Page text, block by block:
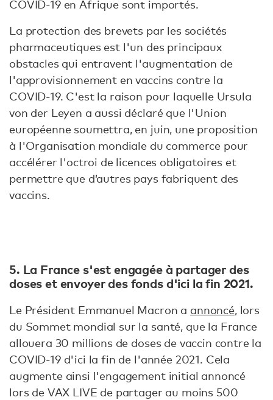
COVID-19 en Afrique sont importés.
La protection des brevets par les sociétés
pharmaceutiques est l'un des principaux
obstacles qui entravent l'augmentation de
l'approvisionnement en vaccins contre la
COVID-19. C'est la raison pour laquelle Ursula
von der Leyen a aussi déclaré que l'Union
européenne soumettra, en juin, une proposition
à l'Organisation mondiale du commerce pour
accélérer l'octroi de licences obligatoires et
permettre que d’autres pays fabriquent des
vaccins.
5. La France s'est engagée à partager des
doses et envoyer des fonds d'ici la fin 2021.
Le Président Emmanuel Macron a annoncé, lors
du Sommet mondial sur la santé, que la France
allouera 30 millions de doses de vaccin contre la
COVID-19 d'ici la fin de l'année 2021. Cela
augmente ainsi l'engagement initial annoncé
lors de VAX LIVE de partager au moins 500